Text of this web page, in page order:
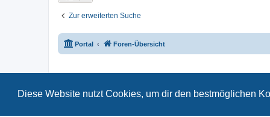
Diese Website nutzt Cookies, um dir den bestmöglichen
Zur erweiterten Suche
Portal Foren-Übersicht